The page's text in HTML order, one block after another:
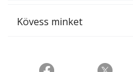
Kövess minket